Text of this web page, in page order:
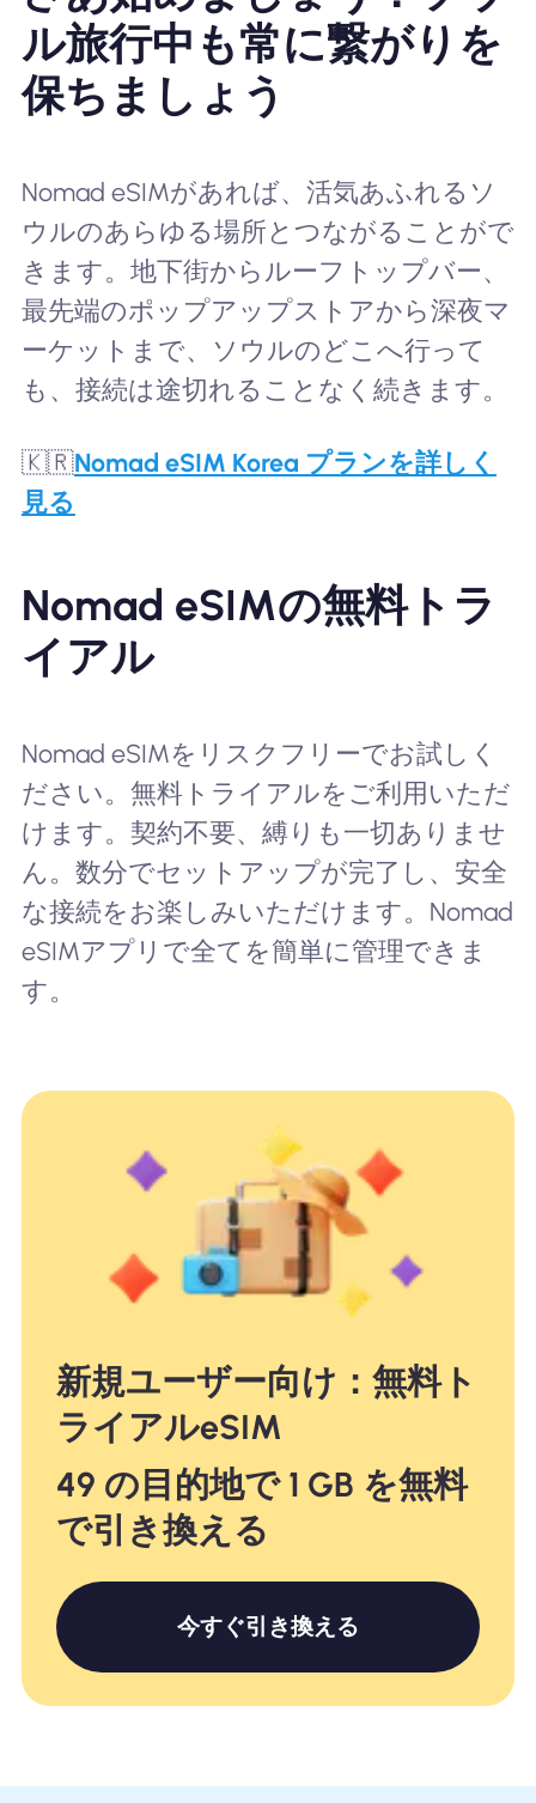
ル旅行中も常に繋がりを
保ちましょう
Nomad eSIMがあれば、活気あふれるソ
ウルのあらゆる場所とつながることがで
きます。地下街からルーフトップバー、
最先端のポップアップストアから深夜マ
ーケットまで、ソウルのどこへ行って
も、接続は途切れることなく続きます。
🇰🇷Nomad eSIM Korea プランを詳しく
見る
Nomad eSIMの無料トラ
イアル
Nomad eSIMをリスクフリーでお試しく
ださい。無料トライアルをご利用いただ
けます。契約不要、縛りも一切ありませ
ん。数分でセットアップが完了し、安全
な接続をお楽しみいただけます。Nomad
eSIMアプリで全てを簡単に管理できま
す。
新規ユーザー向け：無料ト
ライアルeSIM
49 の目的地で 1 GB を無料
で引き換える
今すぐ引き換える